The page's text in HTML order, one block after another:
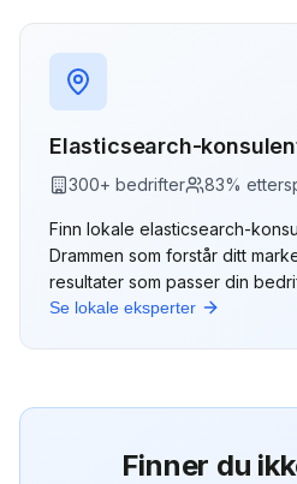
Elasticsearch-
300+ bedrifter 83%
Finn lokale elasticsearch-
Drammen som forstår ditt
resultater som passer din
Se lokale eksperter
Finner du